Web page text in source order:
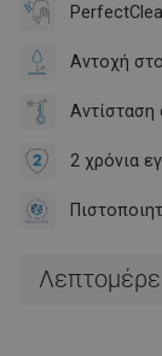
Αντοχή
Αντίσταση
2 χρόνια